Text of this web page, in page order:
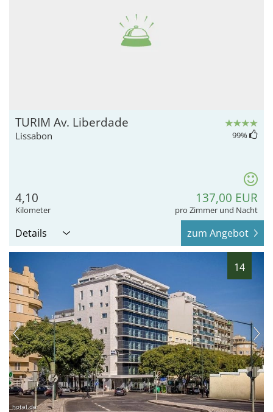
TURIM Av. Liberdade
Lissabon 99%
4,10
Kilometer
137,00 EUR
pro Zimmer und Nacht
Details zum Angebot
14
hotel.de